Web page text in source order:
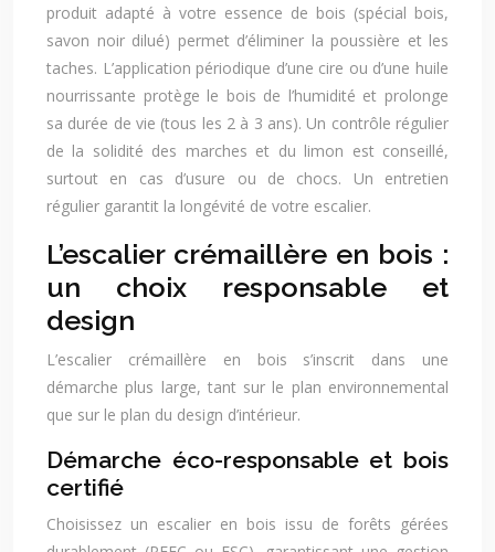
produit adapté à votre essence de bois (spécial bois,
savon noir dilué) permet d’éliminer la poussière et les
taches. L’application périodique d’une cire ou d’une huile
nourrissante protège le bois de l’humidité et prolonge
sa durée de vie (tous les 2 à 3 ans). Un contrôle régulier
de la solidité des marches et du limon est conseillé,
surtout en cas d’usure ou de chocs. Un entretien
régulier garantit la longévité de votre escalier.
L’escalier crémaillère en bois :
un choix responsable et
design
L’escalier crémaillère en bois s’inscrit dans une
démarche plus large, tant sur le plan environnemental
que sur le plan du design d’intérieur.
Démarche éco-responsable et bois
certifié
Choisissez un escalier en bois issu de forêts gérées